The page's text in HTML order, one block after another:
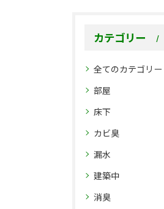
カテゴリー
全てのカテゴリー
部屋
床下
カビ臭
漏水
建築中
消臭